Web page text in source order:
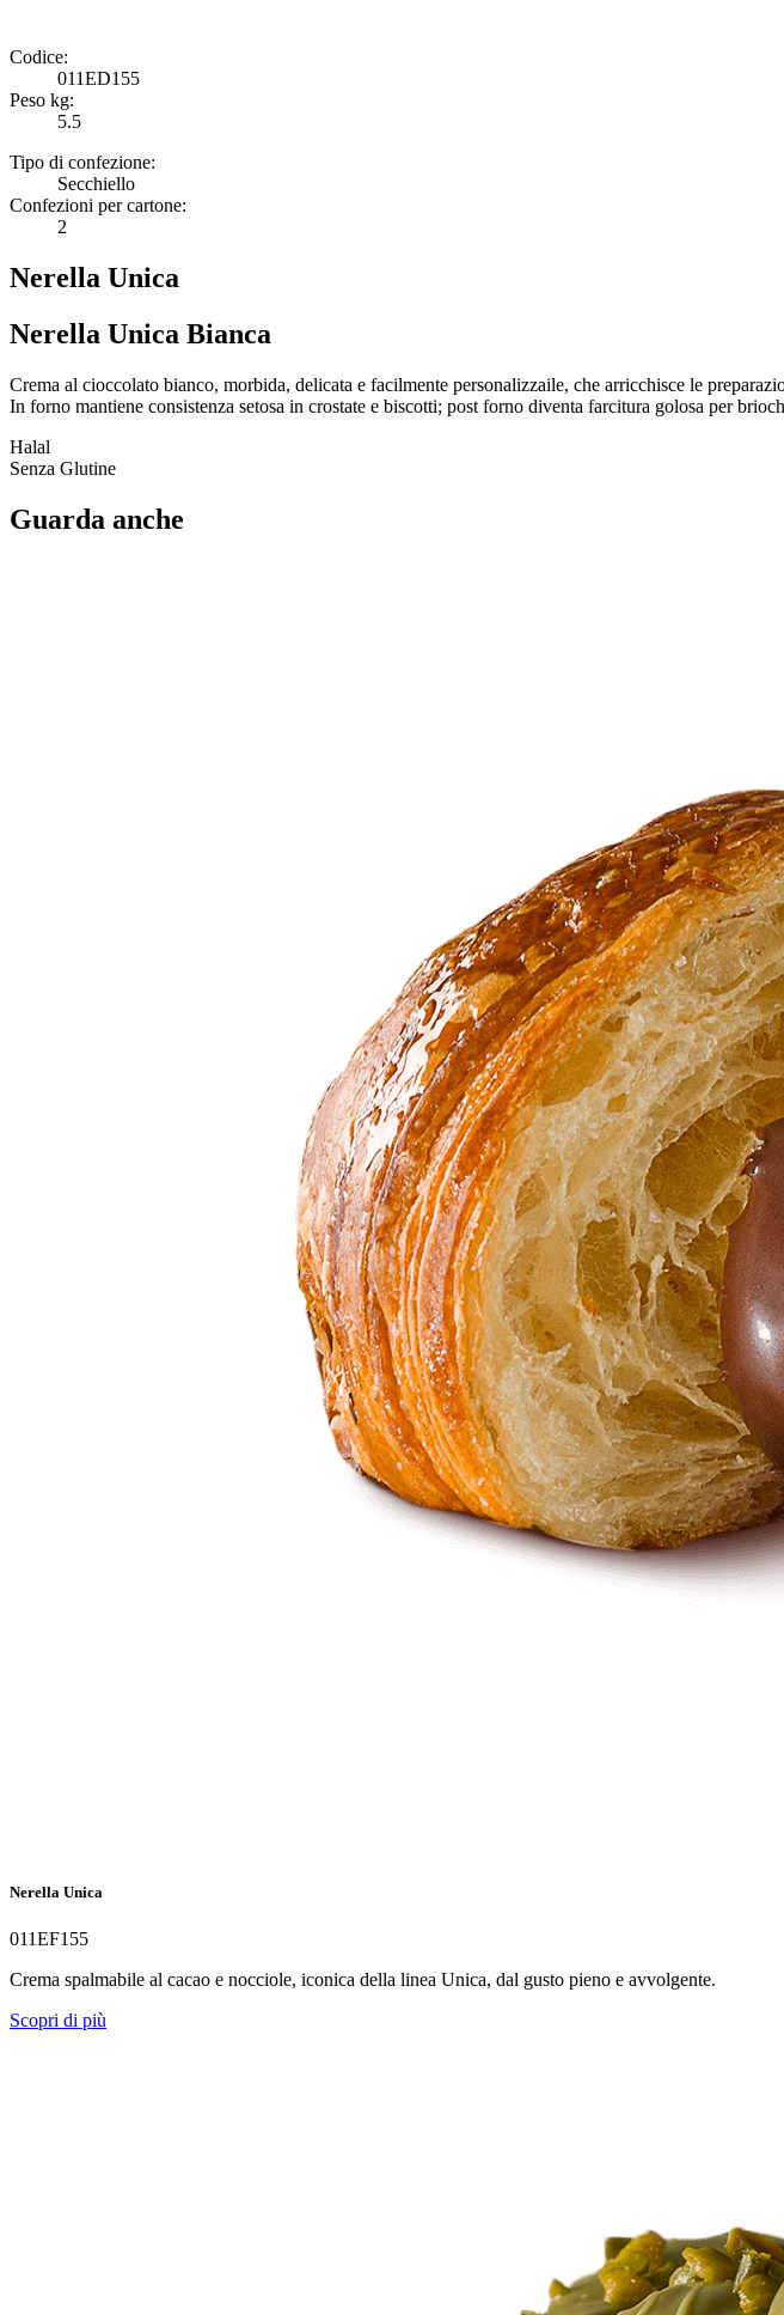
Codice:
011ED155
Peso kg:
5.5
Tipo di confezione:
Secchiello
Confezioni per cartone:
2
Nerella Unica
Nerella Unica Bianca
Crema al cioccolato bianco, morbida, delicata e facilmente personalizzaile, che arricchisce le
In forno mantiene consistenza setosa in crostate e biscotti; post forno diventa farcitura golosa per
Halal
Senza Glutine
Guarda anche
Nerella Unica
011EF155
Crema spalmabile al cacao e nocciole, iconica della linea Unica, dal gusto pieno e avvolgente.
Scopri di più